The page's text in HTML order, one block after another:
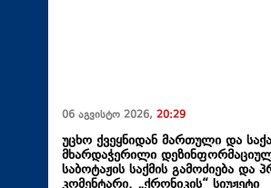
06 აგვისტო 2026, 20:29
უცხო ქვეყნიდან მართული და
მხარდაჭერილი
საბოტაჟის საქმის გამოძიება და